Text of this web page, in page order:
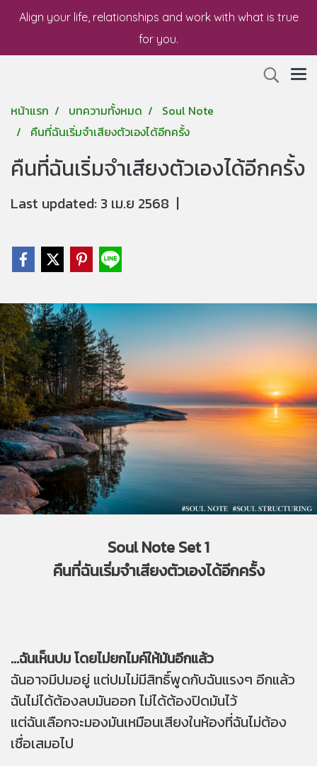
Align your life, relationships and work with what is true
for you.
หน้าแรก บทความทั้งหมด
Soul Note
คืนที่ฉันเริ่มจำเสียงตัวเองได้อีกครั้ง
คืนที่ฉันเริ่มจำเสียงตัวเองได้อีกครั้ง
Last updated: 3 เม.ย 2568 |
Soul Note Set 1
คืนที่ฉันเริ่มจำเสียงตัวเองได้อีกครั้ง
...ฉันเห็นปม โดยไม่ยกไมค์ให้มันอีกแล้ว
ฉันอาจมีปมอยู่ แต่ปมไม่มีสิทธิ์พูดกับฉันแรงๆ อีกแล้ว
ฉันไม่ได้ต้องลบมันออก ไม่ได้ต้องปิดมันไว้
แต่ฉันเลือกจะมองมันเหมือนเสียงในห้องที่ฉันไม่ต้อง
เชื่อเสมอไป